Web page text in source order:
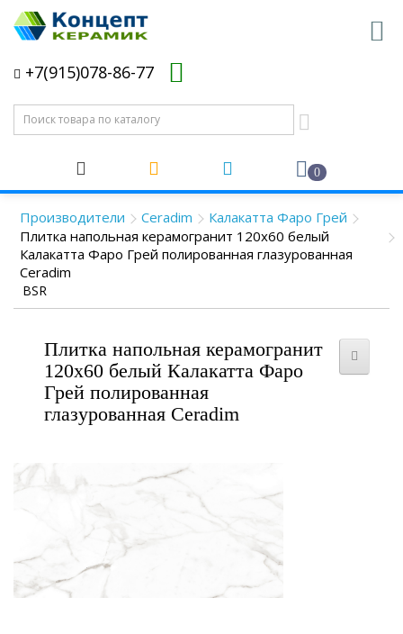
+7(915)078-86-77
0
Производители Ceradim
Калакатта Фаро Грей
Плитка напольная керамогранит 120x60 белый
Калакатта Фаро Грей полированная глазурованная
Ceradim
BSR
Плитка напольная керамогранит
120x60 белый Калакатта Фаро
Грей полированная
глазурованная Ceradim